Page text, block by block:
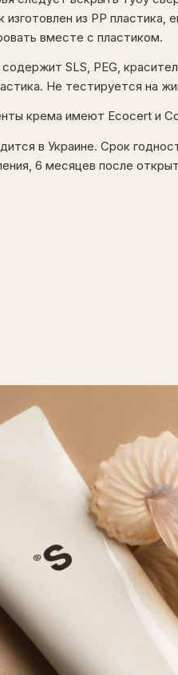
изготовлен из PP пластика,
вместе с пластиком.
SLS, PEG,
Не тестируется на
крема имеют Ecocert и
в Украине. Срок
6 месяцев после